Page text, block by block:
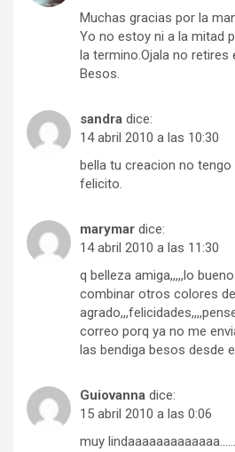
Muchas gracias por la
Yo no estoy ni a la mitad
la termino.Ojala no retires
Besos.
sandra dice:
14 abril 2010 a las 10:30
bella tu creacion no
felicito.
marymar dice:
14 abril 2010 a las 11:30
q belleza amiga,,,,,lo
combinar otros colores
correo porq ya no me
las bendiga besos desde
Guiovanna dice:
15 abril 2010 a las 0:06
muy